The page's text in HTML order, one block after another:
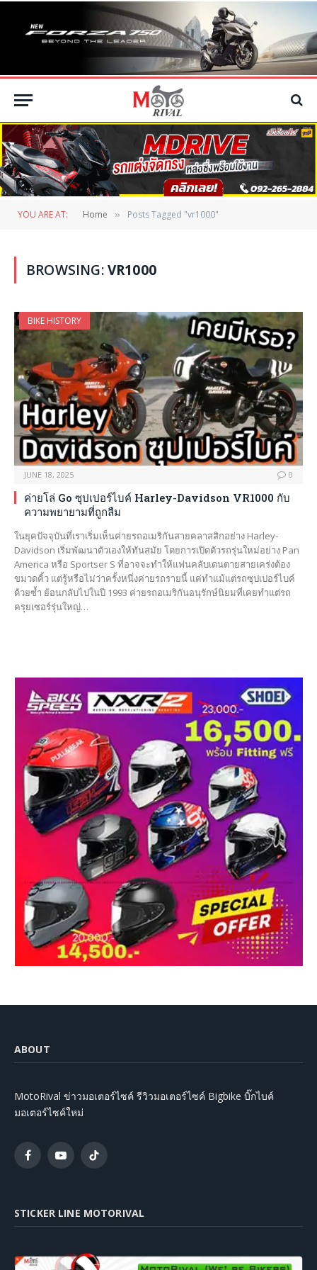
YOU ARE AT: Home » Posts Tagged "vr1000"
BROWSING:VR1000
BIKE HISTORY
JUNE 18, 2025 0
ค่ายโล่ Go ซุปเปอร์ไบค์ Harley-Davidson VR1000 กับ
ความพยายามที่ถูกลืม
ในยุคปัจจุบันที่เราเริ่มเห็นค่ายรถอเมริกันสายคลาสสิกอย่าง Harley-
Davidson เริ่มพัฒนาตัวเองให้ทันสมัย โดยการเปิดตัวรถรุ่นใหม่อย่าง Pan
America หรือ Sportser S ที่อาจจะทำให้แฟนคลับเดนตายสายเคร่งต้อง
ขมวดคิ้ว แต่รู้หรือไม่ว่าครั้งหนึ่งค่ายรถรายนี้ แค่ทำแม้แต่รถซุปเปอร์ไบค์
ด้วยซ้ำ ย้อนกลับไปในปี 1993 ค่ายรถอเมริกันอนุรักษ์นิยมที่เคยทำแต่รถ
ครุยเซอร์รุ่นใหญ่…
ABOUT
MotoRival ข่าวมอเตอร์ไซค์ รีวิวมอเตอร์ไซค์ Bigbike บิ๊กไบค์
มอเตอร์ไซค์ใหม่
FacebookYouTubeTikTok
STICKER LINE MOTORIVAL